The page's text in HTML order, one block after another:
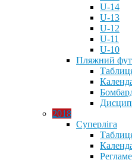
U-14
U-13
U-12
U-11
U-10
Пляжний
2018
Суперліга